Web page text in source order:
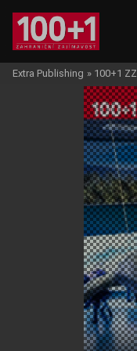
Extra Publishing » 100+1 ZZ